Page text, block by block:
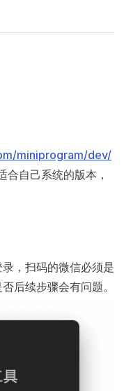
miniprogram/dev/
合自己系统的版本，
，扫码的微信必须是
后续步骤会有问题。